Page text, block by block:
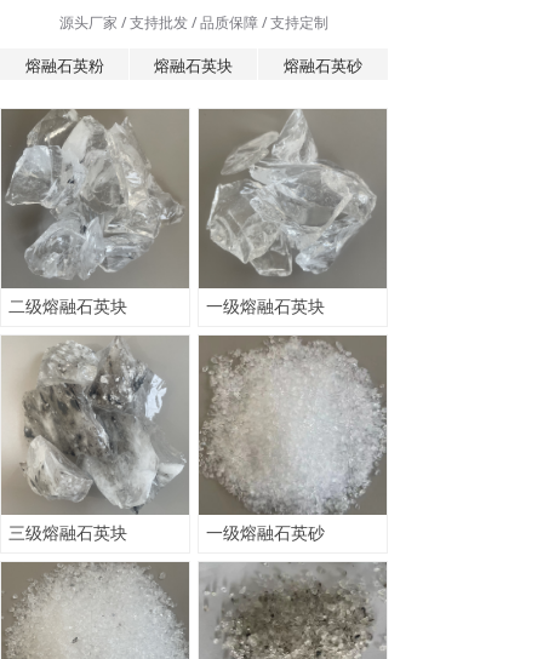
源头厂家 / 支持批发 / 品质保障 / 支持定制
熔融石英粉 熔融石英块 熔融石英砂
二级熔融石英块 一级熔融石英块
三级熔融石英块 一级熔融石英砂